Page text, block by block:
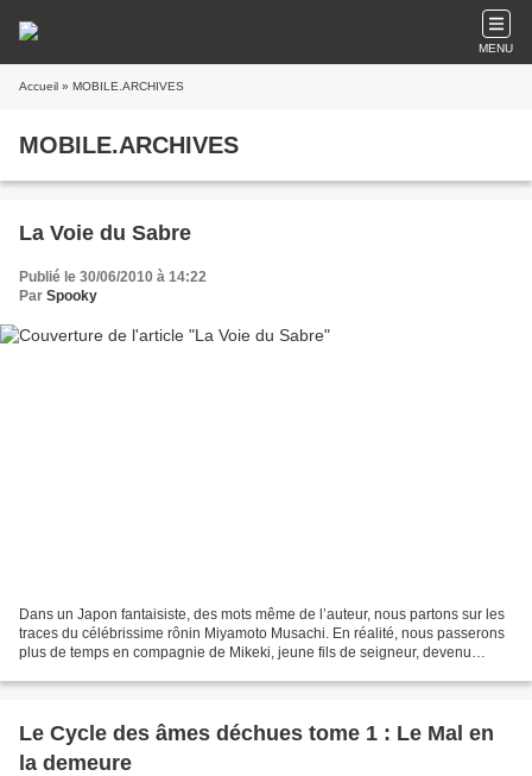
MENU
Accueil » MOBILE.ARCHIVES
MOBILE.ARCHIVES
La Voie du Sabre
Publié le 30/06/2010 à 14:22
Par Spooky
Dans un Japon fantaisiste, des mots même de l’auteur, nous partons sur les
traces du célébrissime rônin Miyamoto Musachi. En réalité, nous passerons
plus de temps en compagnie de Mikeki, jeune fils de seigneur, devenu
Le Cycle des âmes déchues tome 1 : Le Mal en
la demeure